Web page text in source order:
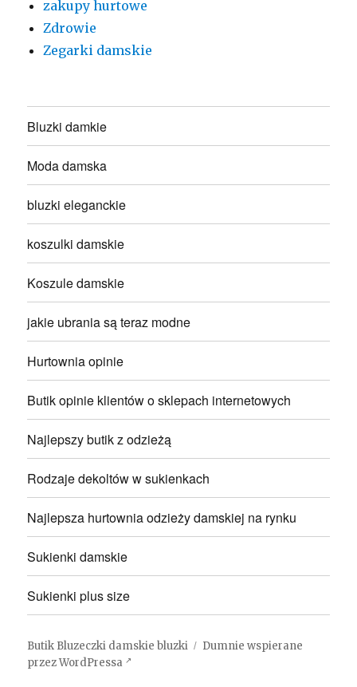
zakupy hurtowe
Zdrowie
Zegarki damskie
Bluzki damkie
Moda damska
bluzki eleganckie
koszulki damskie
Koszule damskie
jakie ubrania są teraz modne
Hurtownia opinie
Butik opinie klientów o sklepach internetowych
Najlepszy butik z odzieżą
Rodzaje dekoltów w sukienkach
Najlepsza hurtownia odzieży damskiej na rynku
Sukienki damskie
Sukienki plus size
Butik Bluzeczki damskie bluzki
Dumnie wspierane
przez WordPressa